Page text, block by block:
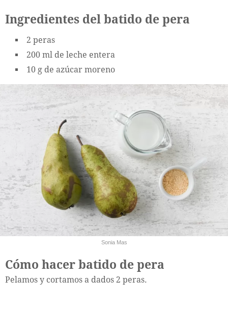
Ingredientes del batido de pera
2 peras
200 ml de leche entera
10 g de azúcar moreno
Sonia Mas
Cómo hacer batido de pera
Pelamos y cortamos a dados 2 peras.